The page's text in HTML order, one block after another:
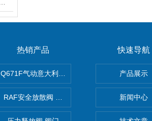
热销产品
Q671F气动意大利式薄型球阀
RAF安全放散阀 阀生产
快速导航
产品展示
新闻中心